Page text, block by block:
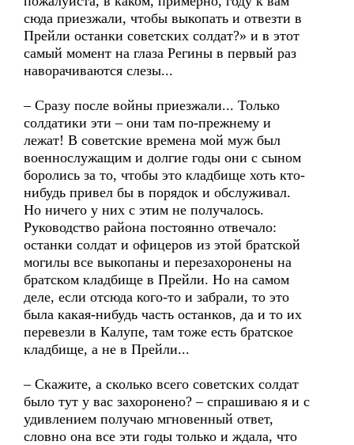
сюда приезжали, чтобы выкопать и отвезти в
Прейли останки советских солдат?» и в этот
самый момент на глаза Регины в первый раз
наворачиваются слезы...
– Сразу после войны приезжали... Только
солдатики эти – они там по-прежнему и
лежат! В советские времена мой муж был
военнослужащим и долгие годы они с сыном
боролись за то, чтобы это кладбище хоть кто-
нибудь привел бы в порядок и обслуживал.
Но ничего у них с этим не получалось.
Руководство района постоянно отвечало:
останки солдат и офицеров из этой братской
могилы все выкопаны и перезахоронены на
братском кладбище в Прейли. Но на самом
деле, если отсюда кого-то и забрали, то это
была какая-нибудь часть останков, да и то их
перевезли в Калупе, там тоже есть братское
кладбище, а не в Прейли...
– Скажите, а сколько всего советских солдат
было тут у вас захоронено? – спрашиваю я и с
удивлением получаю мгновенный ответ,
словно она все эти годы только и ждала, что